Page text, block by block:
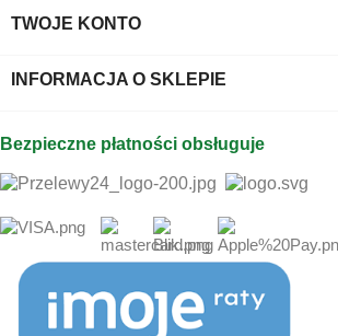
TWOJE KONTO
INFORMACJA O SKLEPIE
Bezpieczne płatności obsługuje